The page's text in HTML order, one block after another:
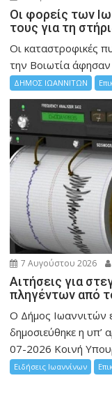
Οι φορείς των
τους για τη
Οι καταστροφικές
την Bοιωτία
ΔΗΜΟΣ ΙΩΑΝΝΙΤΩΝ
7 Αυγούστου 2026
Αιτήσεις για
πληγέντων από
Ο Δήμος Ιωαννιτών
δημοσιεύθηκε η
07-2026 Κοινή
Ειδήσεις Ιωαννίνων